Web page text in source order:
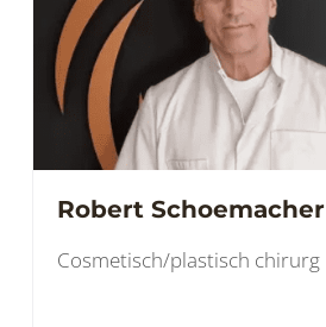
Robert Schoemacher
Cosmetisch/plastisch chirurg